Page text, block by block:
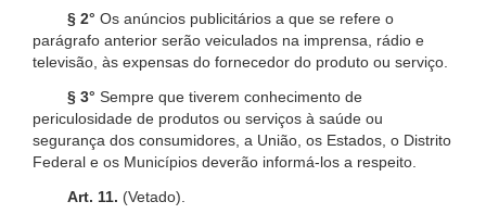
§ 2° Os anúncios publicitários a que se refere o
parágrafo anterior serão veiculados na imprensa, rádio e
televisão, às expensas do fornecedor do produto ou serviço.
§ 3° Sempre que tiverem conhecimento de
periculosidade de produtos ou serviços à saúde ou
segurança dos consumidores, a União, os Estados, o Distrito
Federal e os Municípios deverão informá-los a respeito.
Art. 11. (Vetado).